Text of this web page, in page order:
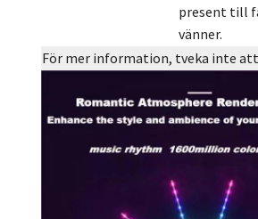
present till
vänner.
För mer information, tveka inte